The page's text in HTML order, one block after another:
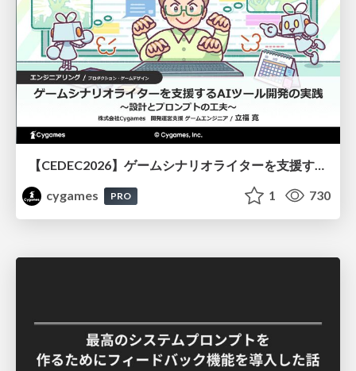
【CEDEC2026】ゲームシナリオライターを支援するAIツール開発の実践 ― 設計とプロンプトの工夫 ―
cygames
PRO 1 730